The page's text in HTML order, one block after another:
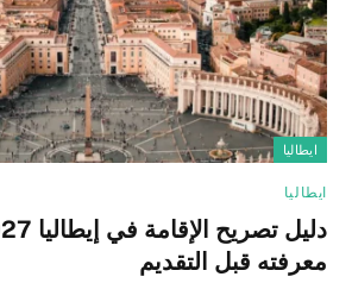
ايطاليا
ايطاليا
معرفته قبل التقديم